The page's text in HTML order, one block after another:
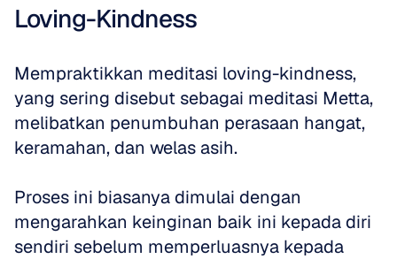
Loving-Kindness
Mempraktikkan meditasi loving-kindness,
yang sering disebut sebagai meditasi Metta,
melibatkan penumbuhan perasaan hangat,
keramahan, dan welas asih.
Proses ini biasanya dimulai dengan
mengarahkan keinginan baik ini kepada diri
sendiri sebelum memperluasnya kepada